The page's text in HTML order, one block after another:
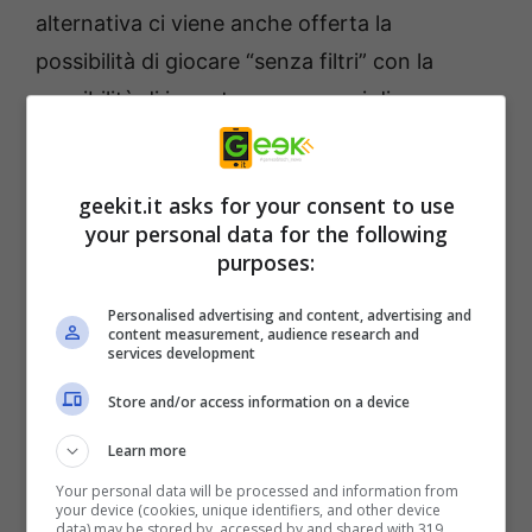
alternativa ci viene anche offerta la
possibilità di giocare “senza filtri” con la
possibilità di incontrare avversari di
qualunque livello. Una volta avviato il
matchmaking siamo liberi di fare quello che
più ci aggrada come per esempio passeggiare
per la lobby scambiando emote divertenti
combo nella modalità allenamento. Quando
verrà trovato un avversario il gioco ce lo
comunicherà con un’apposita scritta ed un
effetto sonoro. Unica vera pecca del sistema
delle classificate è che non vi è alcuna
punizione per il ragequit =/, il quale consente
geekit.it asks for your consent to use
your personal data for the following
purposes:
Personalised advertising and content, advertising and
content measurement, audience research and
services development
Store and/or access information on a device
Learn more
Your personal data will be processed and information from
your device (cookies, unique identifiers, and other device